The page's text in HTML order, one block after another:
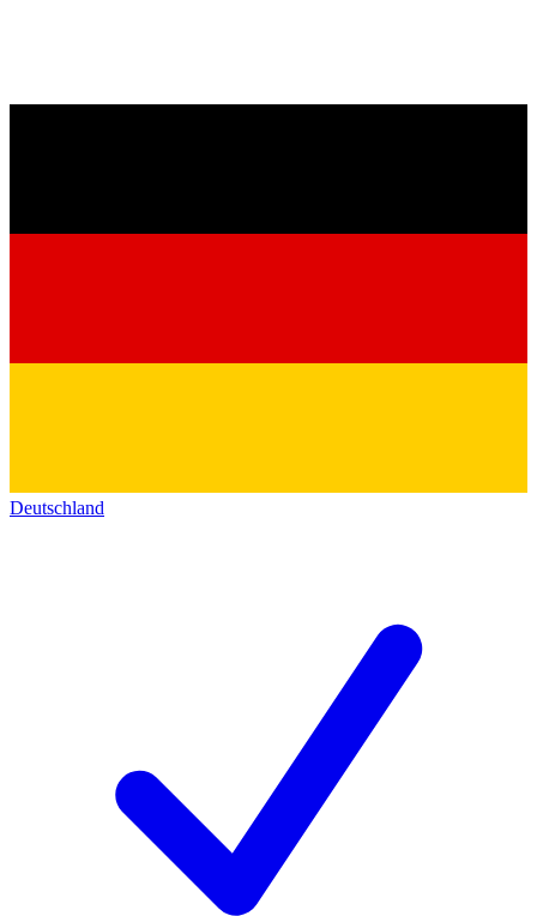
Deutschland